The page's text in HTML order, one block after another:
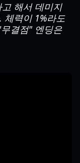
해서 데미지
체력이 1%라도
결점" 엔딩은